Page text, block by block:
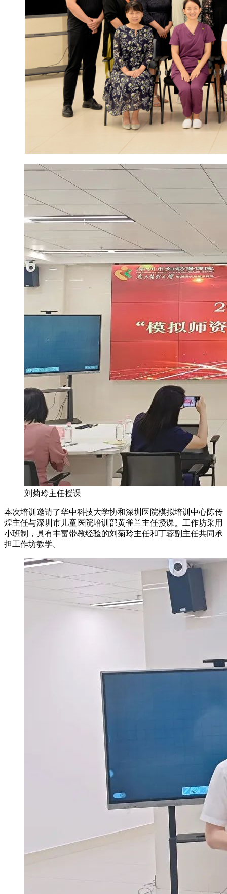
刘菊玲主任授课
本次培训邀请了华中科技大学协和深圳医院模拟培训中心陈传
煌主任与深圳市儿童医院培训部黄雀兰主任授课。工作坊采用
小班制，具有丰富带教经验的刘菊玲主任和丁蓉副主任共同承
担工作坊教学。